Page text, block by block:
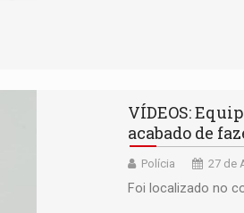
VÍDEOS:
acabado de
Polícia 27 de
Foi localizado no